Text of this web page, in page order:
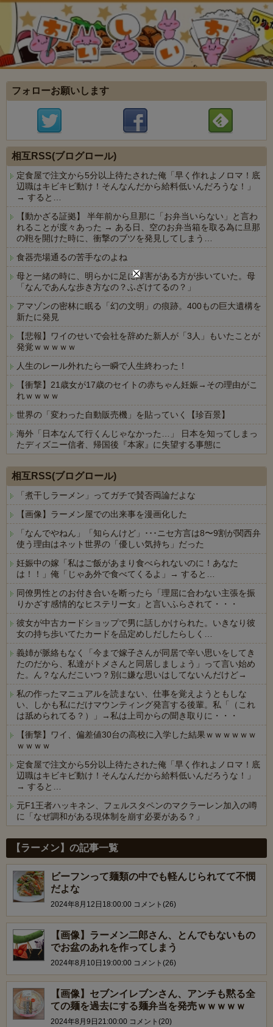
フォローお願いします
相互RSS(ブログロール)
定食屋で注文から5分以上待たされた俺「早く作れよノロマ！底
辺職はキビキビ動け！そんなんだから給料低いんだろうな！」
→ すると…
【動かざる証拠】 半年前から旦那に「お弁当いらない」と言わ
れることが度々あった → ある日、空のお弁当箱を取る為に旦那
の鞄を開けた時に、衝撃のブツを発見してしまう…
食器売場通るの苦手なのよね
母と一緒の時に、明らかに足に障害がある方が歩いていた。母
「なんであんな歩き方なの？ふざけてるの？」
アマゾンの密林に眠る「幻の文明」の痕跡。400もの巨大遺構を
新たに発見
【悲報】ワイのせいで会社を辞めた新人が「3人」もいたことが
発覚ｗｗｗｗｗ
人生のレール外れたら一瞬で人生終わった！
【衝撃】21歳女が17歳のセイトの赤ちゃん妊娠→その理由がこ
れｗｗｗｗ
世界の「変わった自動販売機」を貼っていく【珍百景】
海外「日本なんて行くんじゃなかった…」 日本を知ってしまっ
たディズニー信者、帰国後『本家』に失望する事態に
相互RSS(ブログロール)
「煮干しラーメン」ってガチで賛否両論だよな
【画像】ラーメン屋での出来事を漫画化した
「なんでやねん」「知らんけど」･･･ニセ方言は8〜9割が関西弁
使う理由はネット世界の「優しい気持ち」だった
妊娠中の嫁「私はご飯があまり食べられないのに！あなた
は！！」俺「じゃあ外で食べてくるよ」→ すると…
同僚男性とのお付き合いを断ったら「理屈に合わない主張を振
りかざす感情的なヒステリー女」と言いふらされて・・・
彼女が中古カードショップで男に話しかけられた。いきなり彼
女の持ち歩いてたカードを品定めしだしたらしく…
義姉が脈絡もなく「今まで嫁子さんが同居で辛い思いをしてき
たのだから、私達がトメさんと同居しましょう」って言い始め
た。ん？なんだこいつ？別に嫌な思いはしてないんだけど→
私の作ったマニュアルを読まない、仕事を覚えようともしな
い、しかも私にだけマウンティング発言する後輩。私「（これ
は舐められてる？）」→私は上司からの聞き取りに・・・
【衝撃】ワイ、偏差値30台の高校に入学した結果ｗｗｗｗｗｗ
ｗｗｗｗ
定食屋で注文から5分以上待たされた俺「早く作れよノロマ！底
辺職はキビキビ動け！そんなんだから給料低いんだろうな！」
→ すると…
元F1王者ハッキネン、フェルスタペンのマクラーレン加入の噂
に「なぜ調和がある現体制を崩す必要がある？」
【ラーメン】の記事一覧
ビーフンって麺類の中でも軽んじられてて不憫
だよな
2024年8月12日18:00:00 コメント(26)
【画像】ラーメン二郎さん、とんでもないもの
でお盆のあれを作ってしまう
2024年8月10日19:00:00 コメント(26)
【画像】セブンイレブンさん、アンチも黙る全
ての麺を過去にする麺弁当を発売ｗｗｗｗｗ
2024年8月9日21:00:00 コメント(20)